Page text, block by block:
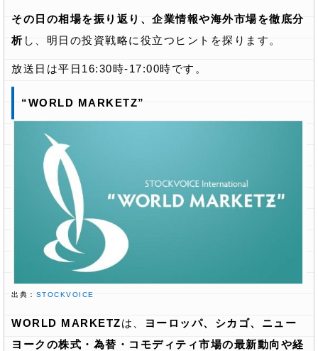
その日の相場を振り返り、企業情報や海外市場を徹底分
析 し、明日の投資戦略に役立つヒントを探ります。
放送日は平日16:30時-17:00時です。
“WORLD MARKETZ”
出典： STOCKVOICE
WORLD MARKETZは、
ヨーロッパ、シカゴ、ニュー
ヨークの株式・為替・コモディティ市場の最新動向や経